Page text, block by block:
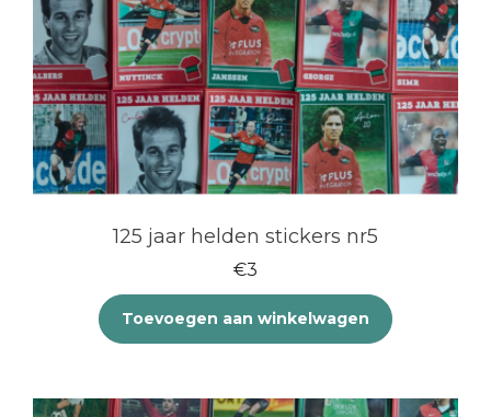
125 jaar helden stickers nr5
€3
Toevoegen aan winkelwagen